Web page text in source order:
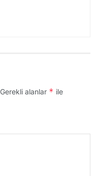
Gerekli alanlar * ile